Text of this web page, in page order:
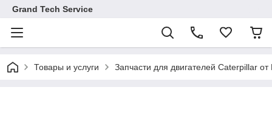
Grand Tech Service
Товары и услуги Запчасти для двигателей Caterpillar